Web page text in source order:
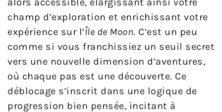
champ d’exploration et enrichissant votre
expérience sur l’Île de Moon. C’est un peu
comme si vous franchissiez un seuil secret
vers une nouvelle dimension d’aventures,
où chaque pas est une découverte. Ce
déblocage s’inscrit dans une logique de
progression bien pensée, incitant à